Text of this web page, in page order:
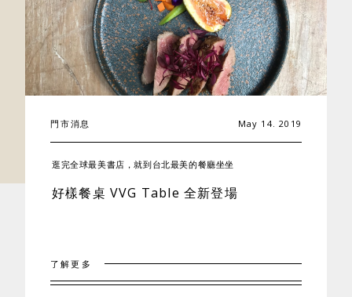
門市消息 May 14. 2019
逛完全球最美書店，就到台北最美的餐廳坐坐
好樣餐桌 VVG Table 全新登場
了解更多